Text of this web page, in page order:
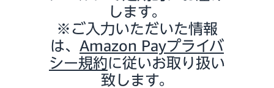
します。
※ご入力いただいた情報
は、 Amazon Payプライバ
シー規約に従いお取り扱い
致します。